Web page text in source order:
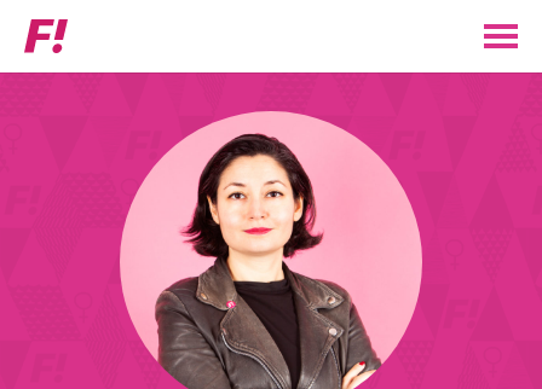
Feministiskt
initiativ
BLI MEDLEM
ENGAGERA DIG I F! ▼